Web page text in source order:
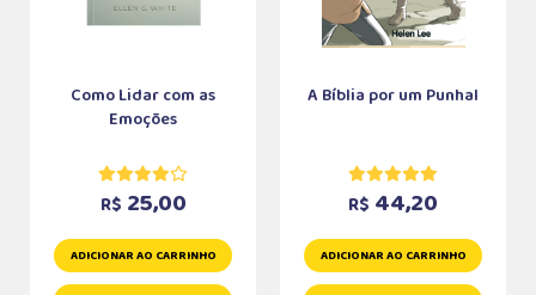
Como Lidar com as
Emoções
R$ 25,00
ADICIONAR AO CARRINHO
A Bíblia por um Punhal
R$ 44,20
ADICIONAR AO CARRINHO